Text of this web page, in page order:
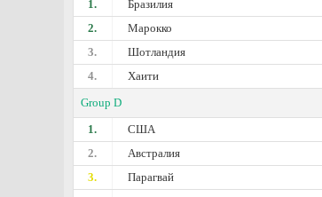
1.
Бразилия
2.
Марокко
3.
Шотландия
4.
Хаити
Group D
1.
США
2.
Австралия
3.
Парагвай